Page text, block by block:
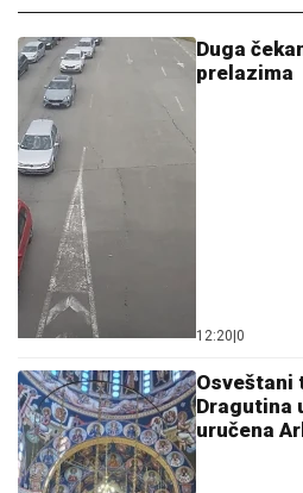
Duga
prelazima
12:20|0
Osveštani
Dragutina
uručena